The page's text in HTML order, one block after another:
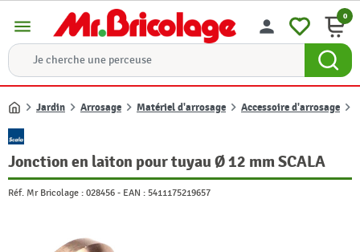
menu person 0
Accueil
Jardin Arrosage Matériel d'arrosage Accessoire d'arrosage
Jonction en laiton pour tuyau Ø 12 mm SCALA
Réf. Mr Bricolage : 028456 - EAN : 5411175219657